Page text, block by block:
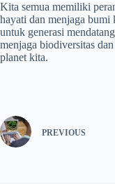
Kita semua memiliki
hayati dan menjaga bumi
untuk generasi
menjaga biodiversitas
planet kita.
PREVIOUS